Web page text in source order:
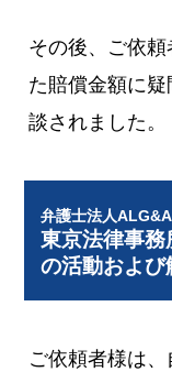
その後、ご依
た賠償金額に
談されました。
弁護士法人
東京法律事
の活動および
ご依頼者様は